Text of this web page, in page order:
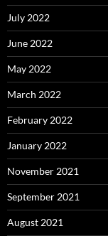
July 2022
June 2022
May 2022
March 2022
February 2022
January 2022
November 2021
September 2021
August 2021